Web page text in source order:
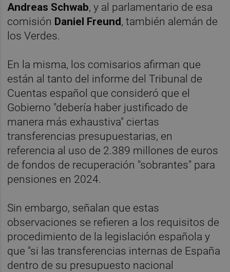
Andreas Schwab, y al parlamentario de esa
comisión Daniel Freund, también alemán de
los Verdes.
En la misma, los comisarios afirman que
están al tanto del informe del Tribunal de
Cuentas español que consideró que el
Gobierno "debería haber justificado de
manera más exhaustiva" ciertas
transferencias presupuestarias, en
referencia al uso de 2.389 millones de euros
de fondos de recuperación "sobrantes" para
pensiones en 2024.
Sin embargo, señalan que estas
observaciones se refieren a los requisitos de
procedimiento de la legislación española y
que "si las transferencias internas de España
dentro de su presupuesto nacional